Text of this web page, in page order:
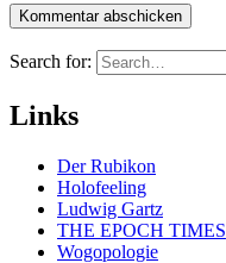
Search for:
Links
Der Rubikon
Holofeeling
Ludwig Gartz
THE EPOCH TIMES
Wogopologie